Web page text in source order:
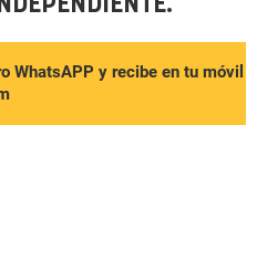
WhatsAPP y recibe en tu móvil